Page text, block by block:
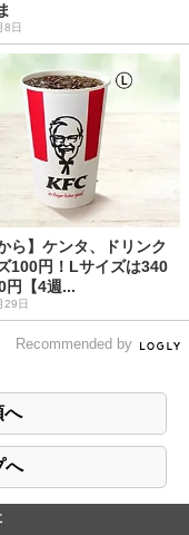
日
ら】ケンタ、ドリンク
100円！Lサイズは340
円【4週...
29日
Recommended by
へ
へ